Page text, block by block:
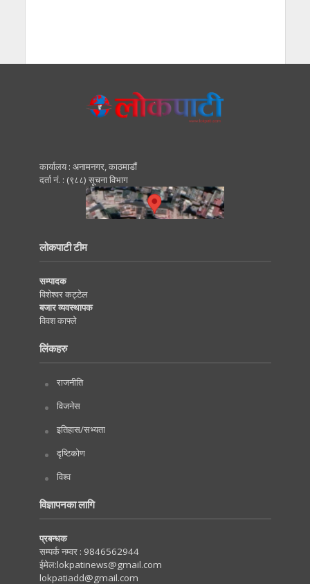
कार्यालय : अनामनगर, काठमाडाैं
दर्ता नं. : (९८८) सूचना विभाग
लोकपाटी टीम
सम्पादक
विशेश्वर कट्टेल
बजार व्यवस्थापक
विवश काफ्ले
लिंकहरु
राजनीति
विजनेस
इतिहास/सभ्यता
दृष्टिकोण
विश्व
विज्ञापनका लागि
प्रबन्धक
सम्पर्क नम्वर : 9846562944
ईमेल:lokpatinews@gmail.com
lokpatiadd@gmail.com